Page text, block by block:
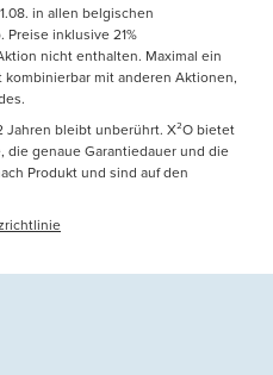
in allen belgischen
inklusive 21%
nicht enthalten. Maximal ein
mit anderen Aktionen,
bleibt unberührt. X²O bietet
die genaue Garantiedauer und die
Produkt und sind auf den